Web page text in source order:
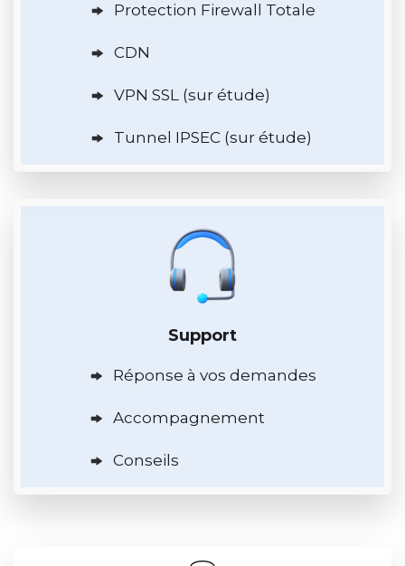
Protection Firewall Totale
CDN
VPN SSL (sur étude)
Tunnel IPSEC (sur étude)
Support
Réponse à vos demandes
Accompagnement
Conseils